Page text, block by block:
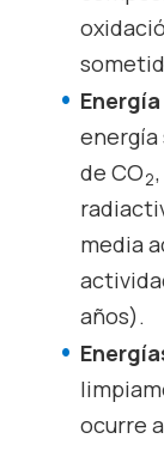
de CO2
media
años).
ocurre